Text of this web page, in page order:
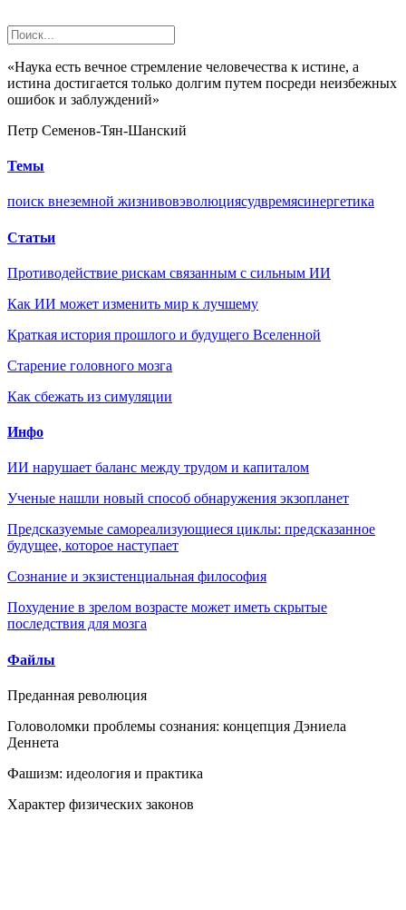
«Наука есть вечное стремление человечества к истине, а
истина достигается только долгим путем посреди неизбежных
ошибок и заблуждений»
Петр Семенов-Тян-Шанский
Темы
поиск внеземной жизнивовэволюциясудвремясинергетика
Статьи
Противодействие рискам связанным с сильным ИИ
Как ИИ может изменить мир к лучшему
Краткая история прошлого и будущего Вселенной
Старение головного мозга
Как сбежать из симуляции
Инфо
ИИ нарушает баланс между трудом и капиталом
Ученые нашли новый способ обнаружения экзопланет
Предсказуемые самореализующиеся циклы: предсказанное
будущее, которое наступает
Сознание и экзистенциальная философия
Похудение в зрелом возрасте может иметь скрытые
последствия для мозга
Файлы
Преданная революция
Головоломки проблемы сознания: концепция Дэниела
Деннета
Фашизм: идеология и практика
Характер физических законов